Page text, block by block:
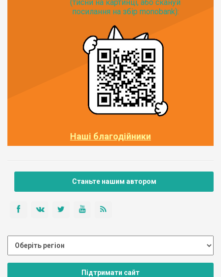
(тисни на картинці, або скануй
посилання на збір monobank):
Наші благодійники
Станьте нашим автором
Підтримати сайт